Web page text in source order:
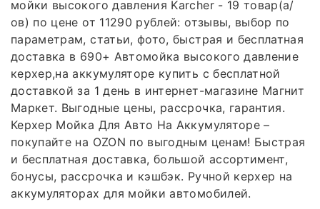
мойки высокого давления Karcher - 19 товар(а/
ов) по цене от 11290 рублей: отзывы, выбор по
параметрам, статьи, фото, быстрая и бесплатная
доставка в 690+ Автомойка высокого давление
керхер,на аккумуляторе купить с бесплатной
доставкой за 1 день в интернет-магазине Магнит
Маркет. Выгодные цены, рассрочка, гарантия.
Керхер Мойка Для Авто На Аккумуляторе –
покупайте на OZON по выгодным ценам! Быстрая
и бесплатная доставка, большой ассортимент,
бонусы, рассрочка и кэшбэк. Ручной керхер на
аккумуляторах для мойки автомобилей.